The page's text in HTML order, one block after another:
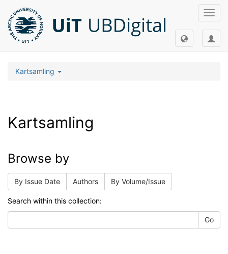
Kartsamling
Kartsamling
Browse by
By Issue Date Authors By Volume/Issue
Search within this collection:
Go